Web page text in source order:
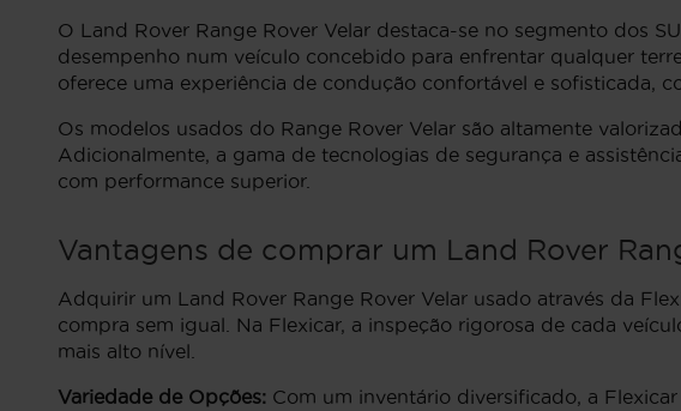
O Land Rover Range Rover Velar destaca-se no segmento dos
desempenho num veículo concebido para enfrentar qualquer
oferece uma experiência de condução confortável e sofisticada,
Os modelos usados do Range Rover Velar são altamente
Adicionalmente, a gama de tecnologias de segurança e
com performance superior.
Vantagens de comprar um Land Rover
Adquirir um Land Rover Range Rover Velar usado através da
compra sem igual. Na Flexicar, a inspeção rigorosa de cada
mais alto nível.
Variedade de Opções: Com um inventário diversificado, a